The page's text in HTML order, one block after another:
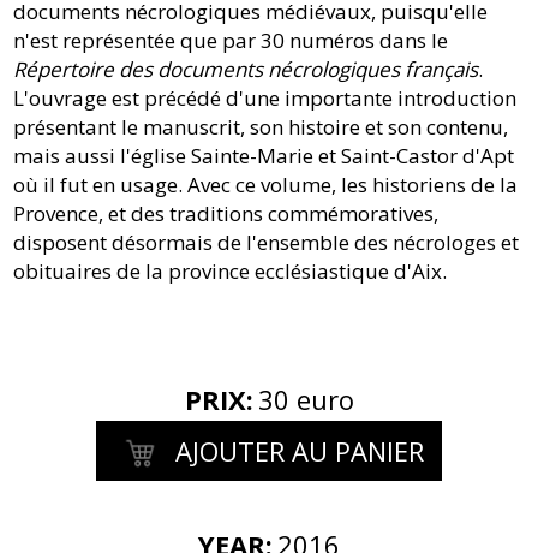
PRIX: 30 euro
AJOUTER AU PANIER
YEAR: 2016
documents nécrologiques médiévaux, puisqu'elle
n'est représentée que par 30 numéros dans le
Répertoire des documents nécrologiques français.
L'ouvrage est précédé d'une importante introduction
présentant le manuscrit, son histoire et son contenu,
mais aussi l'église Sainte-Marie et Saint-Castor d'Apt
où il fut en usage. Avec ce volume, les historiens de la
Provence, et des traditions commémoratives,
disposent désormais de l'ensemble des nécrologes et
obituaires de la province ecclésiastique d'Aix.